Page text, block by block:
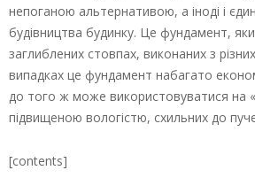
непоганою альтернативою, а іноді і
будівництва будинку. Це фундамент,
заглиблених стовпах, виконаних з
випадках це фундамент набагато
до того ж може використовуватися на
підвищеною вологістю, схильних до
[contents]